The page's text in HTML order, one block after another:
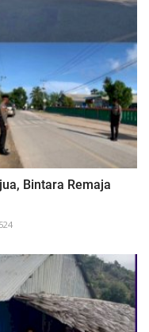
Bintara Remaja
524